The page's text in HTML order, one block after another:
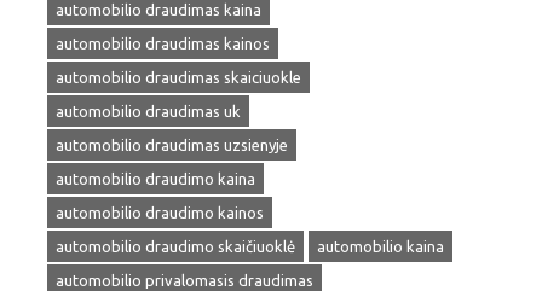
automobilio draudimas kaina
automobilio draudimas kainos
automobilio draudimas skaiciuokle
automobilio draudimas uk
automobilio draudimas uzsienyje
automobilio draudimo kaina
automobilio draudimo kainos
automobilio draudimo skaičiuoklė
automobilio kaina
automobilio privalomasis draudimas